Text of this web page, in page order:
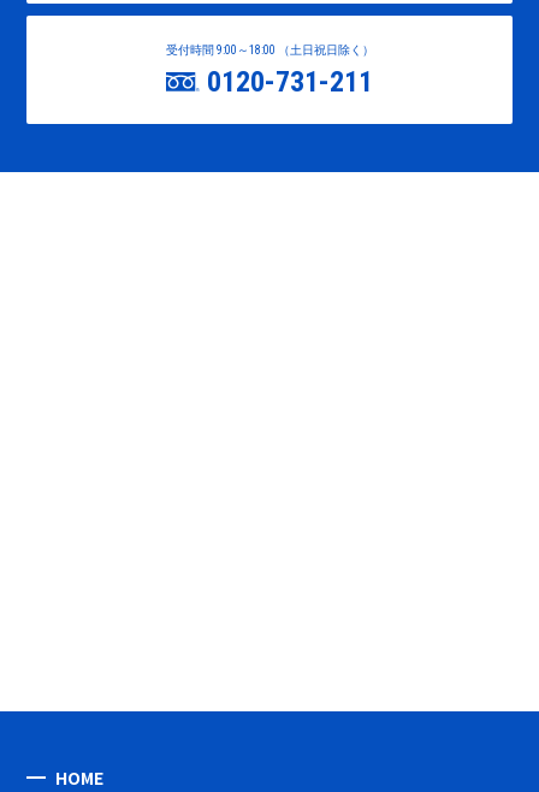
受付時間 9:00～18:00 （土日祝日除く）
0120-731-211
HOME